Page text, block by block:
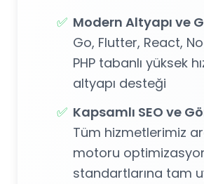
✅ Modern Altyapı ve
Go, Flutter, React,
PHP tabanlı yüksek
altyapı desteği
✅ Kapsamlı SEO ve
Tüm hizmetlerimiz
motoru
standartlarına tam